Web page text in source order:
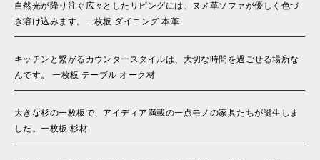
自然光が降り注ぐ広々としたリビングには、ヌメ革ソファが優しく色づ
き溶け込みます。一枚板 ダイニング 本革
キッチンと繋がるカウンタースタイルは、大切な時間を過ごせる場所な
んです。 一枚板 テーブル オーク材
大きな杉の一枚板で、アイディア満載の一点モノの家具たちが誕生しま
した。一枚板 杉材